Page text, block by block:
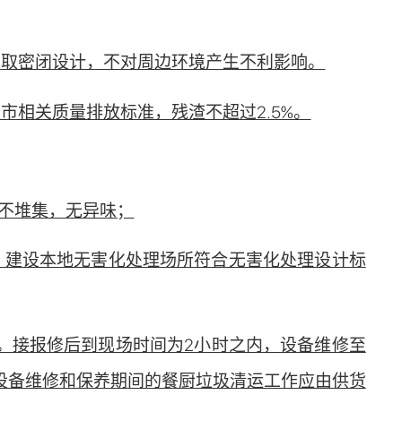
密闭设计，不对周边环境产生不利影响。
相关质量排放标准，残渣不超过2.5%。
堆集，无异味；
设本地无害化处理场所符合无害化处理设计标
接报修后到现场时间为2小时之内，设备维修至
维修和保养期间的餐厨垃圾清运工作应由供货